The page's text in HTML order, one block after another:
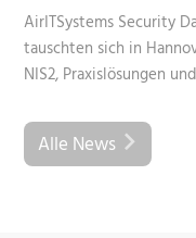
AirITSystems Security
tauschten sich in
NIS2, Praxislösungen
Alle News